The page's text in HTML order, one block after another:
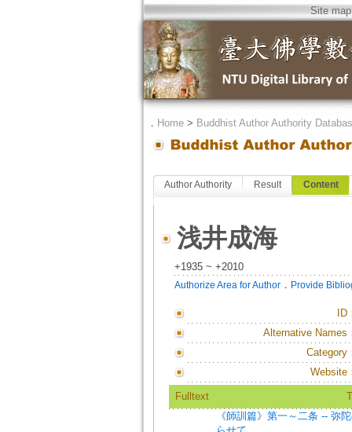
Site map
． Home> Buddhist Author Authority
Author Authority Result Content
浅井成海
+1935 ~ +2010
Authorize Area for Author． Provide
ID
Alternative Names
Category
Website
Fulltext
《師訓篇》第一～二条 -- 弥